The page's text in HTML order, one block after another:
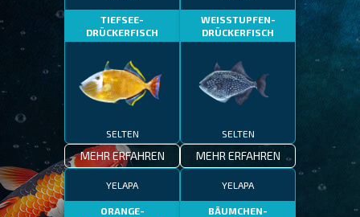
TIEFSEE-
DRÜCKERFISCH
SELTEN
MEHR ERFAHREN
WEISSTUPFEN-
DRÜCKERFISCH
SELTEN
MEHR ERFAHREN
YELAPA
ORANGE-
YELAPA
BÄUMCHEN-